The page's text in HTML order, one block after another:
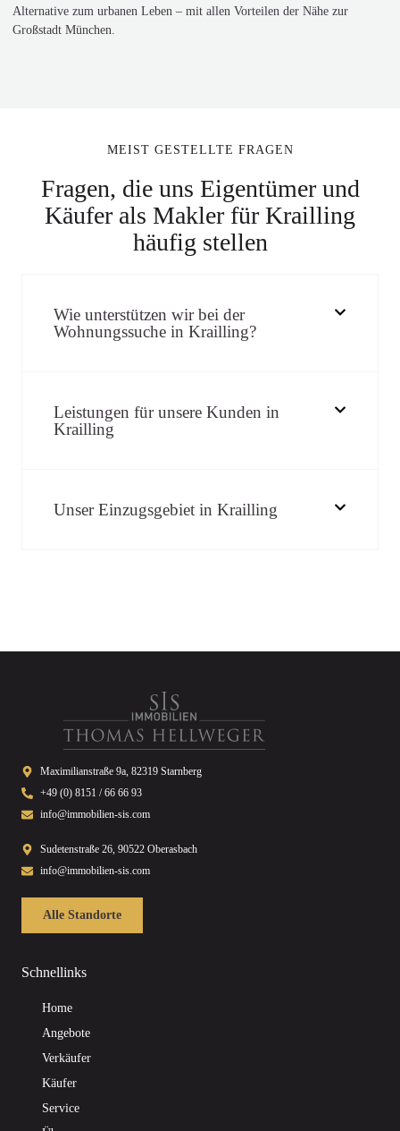
Alternative zum urbanen Leben – mit allen Vorteilen der Nähe zur
Großstadt München.
MEIST GESTELLTE FRAGEN
Fragen, die uns Eigentümer und
Käufer als Makler für Krailling
häufig stellen
Wie unterstützen wir bei der
Wohnungssuche in Krailling?
Leistungen für unsere Kunden in
Krailling
Unser Einzugsgebiet in Krailling
Maximilianstraße 9a, 82319 Starnberg
+49 (0) 8151 / 66 66 93
info@immobilien-sis.com
Sudetenstraße 26, 90522 Oberasbach
info@immobilien-sis.com
Alle Standorte
Schnellinks
Home
Angebote
Verkäufer
Käufer
Service